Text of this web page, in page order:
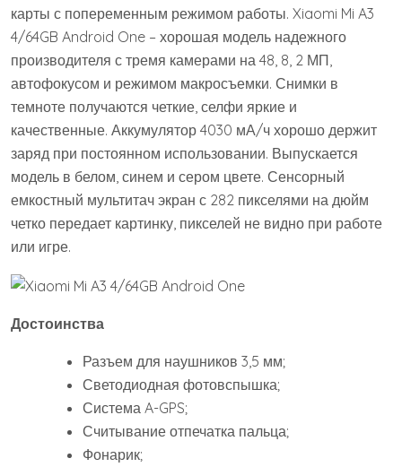
карты с попеременным режимом работы. Xiaomi Mi A3
4/64GB Android One – хорошая модель надежного
производителя с тремя камерами на 48, 8, 2 МП,
автофокусом и режимом макросъемки. Снимки в
темноте получаются четкие, селфи яркие и
качественные. Аккумулятор 4030 мА/ч хорошо держит
заряд при постоянном использовании. Выпускается
модель в белом, синем и сером цвете. Сенсорный
емкостный мультитач экран с 282 пикселями на дюйм
четко передает картинку, пикселей не видно при работе
или игре.
Достоинства
Разъем для наушников 3,5 мм;
Светодиодная фотовспышка;
Система A-GPS;
Считывание отпечатка пальца;
Фонарик;